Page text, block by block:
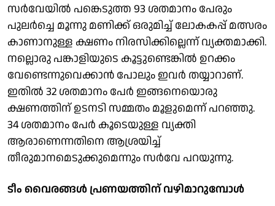
സര്‍വേയില്‍ പങ്കെടുത്ത 93 ശതമാനം പേരും
പുലര്‍ച്ചെ മൂന്നു മണിക്ക് ഒരുമിച്ച് ലോകകപ്പ് മത്സരം
കാണാനുള്ള ക്ഷണം നിരസിക്കില്ലെന്ന് വ്യക്തമാക്കി.
നല്ലൊരു പങ്കാളിയുടെ കൂട്ടുണ്ടെങ്കില്‍ ഉറക്കം
വേണ്ടെന്നുവെക്കാന്‍ പോലും ഇവര്‍ തയ്യാറാണ്.
ഇതില്‍ 32 ശതമാനം പേര്‍ ഇങ്ങനെയൊരു
ക്ഷണത്തിന് ഉടനടി സമ്മതം മൂളുമെന്ന് പറഞ്ഞു.
34 ശതമാനം പേര്‍ കൂടെയുള്ള വ്യക്തി
ആരാണെന്നതിനെ ആശ്രയിച്ച്
തീരുമാനമെടുക്കുമെന്നും സര്‍വേ പറയുന്നു.
ടീം വൈരങ്ങള്‍ പ്രണയത്തിന് വഴിമാറുമ്പോള്‍